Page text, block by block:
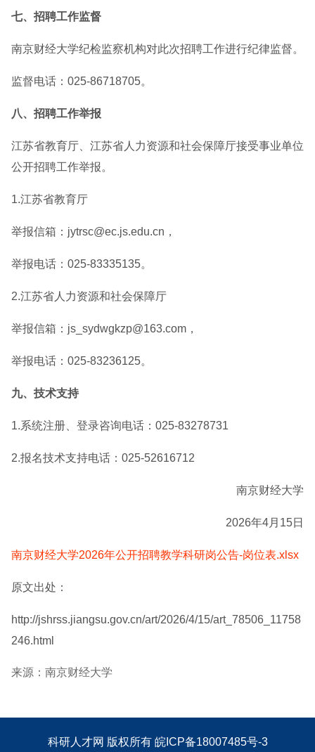
七、招聘工作监督
南京财经大学纪检监察机构对此次招聘工作进行纪律监督。
监督电话：025-86718705。
八、招聘工作举报
江苏省教育厅、江苏省人力资源和社会保障厅接受事业单位
公开招聘工作举报。
1.江苏省教育厅
举报信箱：jytrsc@ec.js.edu.cn，
举报电话：025-83335135。
2.江苏省人力资源和社会保障厅
举报信箱：js_sydwgkzp@163.com，
举报电话：025-83236125。
九、技术支持
1.系统注册、登录咨询电话：025-83278731
2.报名技术支持电话：025-52616712
南京财经大学
2026年4月15日
南京财经大学2026年公开招聘教学科研岗公告-岗位表.xlsx
原文出处：
http://jshrss.jiangsu.gov.cn/art/2026/4/15/art_78506_11758
246.html
来源：南京财经大学
科研人才网 版权所有 皖ICP备18007485号-3